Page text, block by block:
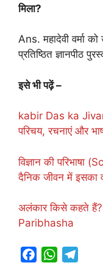
मिला?
Ans. महादेवी वर्मा
प्रतिष्ठित ज्ञानपीठ
इसे भी पढ़ें –
kabir Das ka
परिचय, रचनाएं और
विज्ञान की
दैनिक जीवन में इसका
अलंकार किसे कहते हैं?
Paribhasha
W